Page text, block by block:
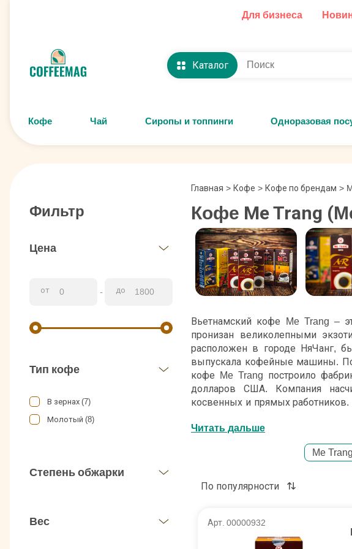
Для бизнеса
Каталог
Кофе Чай Сиропы и топпинги Одноразовая
Фильтр
Цена
от - до
Тип кофе
В зернах (7)
Молотый (8)
Степень обжарки
Вес
Главная > Кофе > Кофе по брендам >
Кофе Me Trang
Вьетнамский кофе Me Trang –
пронизан великолепными
расположен в городе НяЧанг,
выпускала кофейные машины.
кофе Me Trang построило
долларов США. Компания
косвенных и прямых
территории Вьетнама. Кроме
супермаркетов, которые сразу
Читать дальше
Me
По популярности
Арт. 00000932